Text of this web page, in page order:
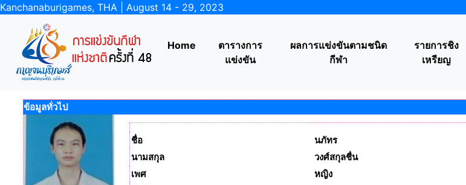
Kanchanaburigames, THA | August 14 - 29, 2023
Home
ตารางการ
แข่งขัน
ผลการแข่งขันตามชนิด
กีฬา
รายการชิง
เหรียญ
ข้อมูลทั่วไป
ชื่อ
นภัทร
นามสกุล
วงศ์สกุลชื่น
เพศ
หญิง